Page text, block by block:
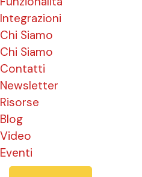
Integrazioni
Chi Siamo
Chi Siamo
Contatti
Newsletter
Risorse
Blog
Video
Eventi